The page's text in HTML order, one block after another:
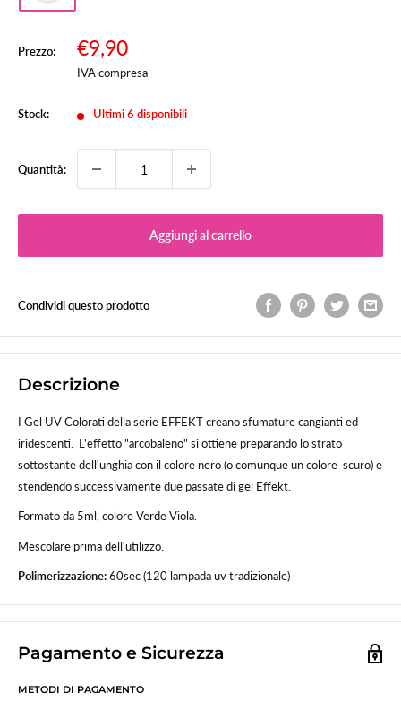
Prezzo:
Prezzo
scontato
€9,90
IVA compresa
Stock: Ultimi 6 disponibili
Quantità:
Aggiungi al carrello
Condividi questo prodotto
Descrizione
I Gel UV Colorati della serie EFFEKT creano sfumature cangianti ed
iridescenti. L'effetto "arcobaleno" si ottiene preparando lo strato
sottostante dell'unghia con il colore nero (o comunque un colore scuro) e
stendendo successivamente due passate di gel Effekt.
Formato da 5ml, colore Verde Viola.
Mescolare prima dell'utilizzo.
Polimerizzazione:60sec (120 lampada uv tradizionale)
Pagamento e Sicurezza
METODI DI PAGAMENTO